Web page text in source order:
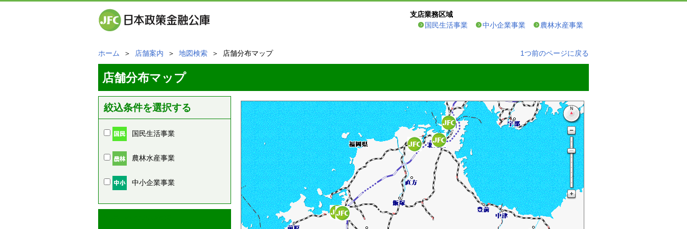
支店業務区域
国民生活事業
中小企業事業 農林水産事業
ホーム ＞ 店舗案内 ＞ 地図検索 ＞ 店舗分布マップ 1つ前のページに戻る
店舗分布マップ
絞込条件を選択する
国民生活事業
農林水産事業
中小企業事業